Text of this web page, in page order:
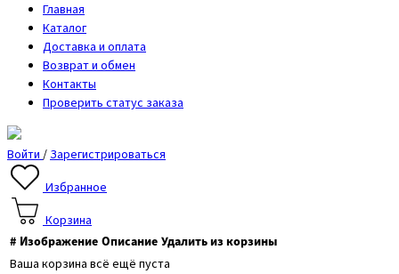
Главная
Каталог
Доставка и оплата
Возврат и обмен
Контакты
Проверить статус заказа
Войти/Зарегистрироваться
Избранное
Корзина
# Изображение Описание Удалить из корзины
Ваша корзина всё ещё пуста